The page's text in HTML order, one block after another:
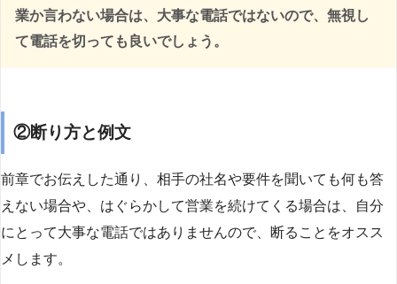
業か言わない場合は、大事な電話ではないので、無視し
て電話を切っても良いでしょう。
②断り方と例文
前章でお伝えした通り、相手の社名や要件を聞いても何も答
えない場合や、はぐらかして営業を続けてくる場合は、自分
にとって大事な電話ではありませんので、断ることをオスス
メします。